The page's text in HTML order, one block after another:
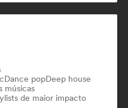
Dance popDeep house
músicas
de maior impacto